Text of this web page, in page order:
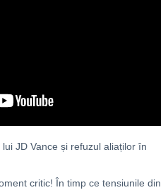
JD Vance și refuzul aliaților în
critic! În timp ce tensiunile din